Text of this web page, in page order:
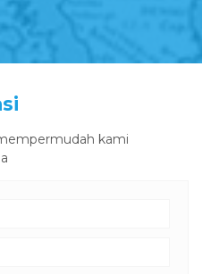
kami